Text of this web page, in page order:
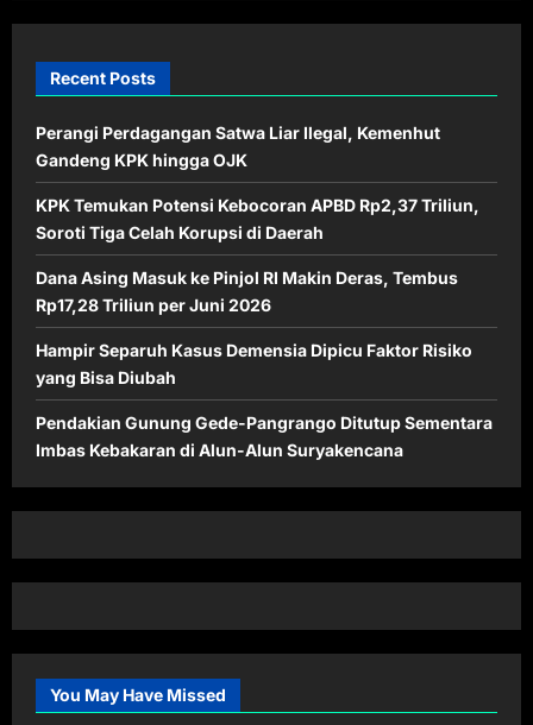
Recent Posts
Perangi Perdagangan Satwa Liar Ilegal, Kemenhut
Gandeng KPK hingga OJK
KPK Temukan Potensi Kebocoran APBD Rp2,37 Triliun,
Soroti Tiga Celah Korupsi di Daerah
Dana Asing Masuk ke Pinjol RI Makin Deras, Tembus
Rp17,28 Triliun per Juni 2026
Hampir Separuh Kasus Demensia Dipicu Faktor Risiko
yang Bisa Diubah
Pendakian Gunung Gede-Pangrango Ditutup Sementara
Imbas Kebakaran di Alun-Alun Suryakencana
You May Have Missed